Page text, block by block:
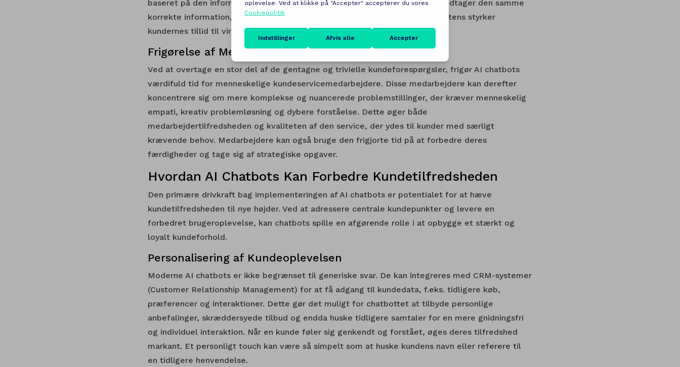
baseret på den information, de er trænet på. Dette sikrer, at alle kunder modtager den samme
korrekte information, hvilket minimerer fejl og misforståelser. Denne konsistens styrker
kundernes tillid til virksomheden og dens information.
Frigørelse af Medarbejdere
Ved at overtage en stor del af de gentagne og trivielle kundeforespørgsler, frigør AI chatbots
værdifuld tid for menneskelige kundeservicemedarbejdere. Disse medarbejdere kan derefter
koncentrere sig om mere komplekse og nuancerede problemstillinger, der kræver menneskelig
empati, kreativ problemløsning og dybere forståelse. Dette øger både
medarbejdertilfredsheden og kvaliteten af den service, der ydes til kunder med særligt
krævende behov. Medarbejdere kan også bruge den frigjorte tid på at forbedre deres
færdigheder og tage sig af strategiske opgaver.
Hvordan AI Chatbots Kan Forbedre Kundetilfredsheden
Den primære drivkraft bag implementeringen af AI chatbots er potentialet for at hæve
kundetilfredsheden til nye højder. Ved at adressere centrale kundepunkter og levere en
forbedret brugeroplevelse, kan chatbots spille en afgørende rolle i at opbygge et stærkt og
loyalt kundeforhold.
Personalisering af Kundeoplevelsen
Moderne AI chatbots er ikke begrænset til generiske svar. De kan integreres med CRM-systemer
(Customer Relationship Management) for at få adgang til kundedata, f.eks. tidligere køb,
præferencer og interaktioner. Dette gør det muligt for chatbottet at tilbyde personlige
anbefalinger, skræddersyede tilbud og endda huske tidligere samtaler for en mere gnidningsfri
og individuel interaktion. Når en kunde føler sig genkendt og forstået, øges deres tilfredshed
markant. Et personligt touch kan være så simpelt som at huske kundens navn eller referere til
en tidligere henvendelse.